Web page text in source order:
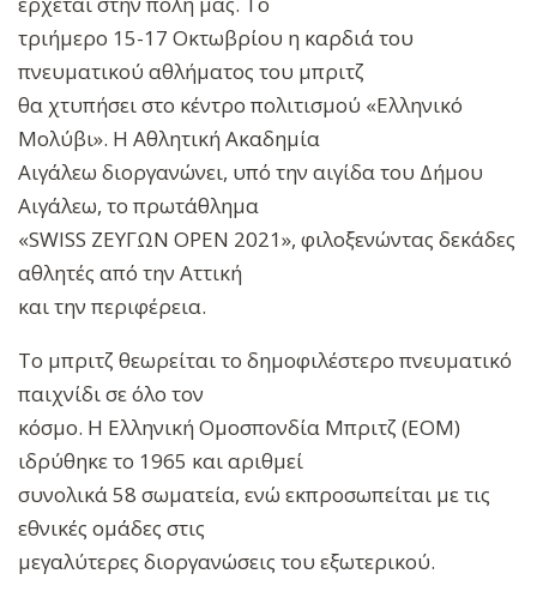
τριήμερο 15-17 Οκτωβρίου η καρδιά του
πνευματικού αθλήματος του μπριτζ
θα χτυπήσει στο κέντρο πολιτισμού «Ελληνικό
Μολύβι». Η Αθλητική Ακαδημία
Αιγάλεω διοργανώνει, υπό την αιγίδα του Δήμου
Αιγάλεω, το πρωτάθλημα
«SWISS ΖΕΥΓΩΝ OPEN 2021», φιλοξενώντας δεκάδες
αθλητές από την Αττική
και την περιφέρεια.
Το μπριτζ θεωρείται το δημοφιλέστερο πνευματικό
παιχνίδι σε όλο τον
κόσμο. Η Ελληνική Ομοσπονδία Μπριτζ (ΕΟΜ)
ιδρύθηκε το 1965 και αριθμεί
συνολικά 58 σωματεία, ενώ εκπροσωπείται με τις
εθνικές ομάδες στις
μεγαλύτερες διοργανώσεις του εξωτερικού.